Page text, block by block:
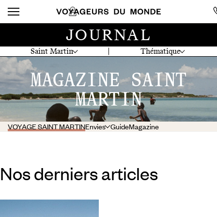
Saint Martin Thématique
JOURNAL
MAGAZINE SAINT
MARTIN
VOYAGE SAINT MARTINEnvies GuideMagazine
Nos derniers articles